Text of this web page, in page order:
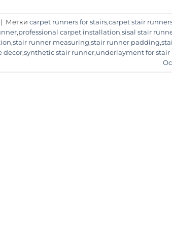
| Метки carpet runners for stairs,carpet stair
,professional carpet installation,sisal stair
,stair runner measuring,stair runner padding,
decor,synthetic stair runner,underlayment for stair